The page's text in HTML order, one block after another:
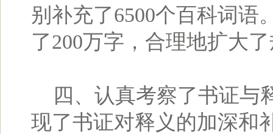
别补充了6500个百科词语
了200万字，合理地扩大
四、认真考察了书证与
现了书证对释义的加深和